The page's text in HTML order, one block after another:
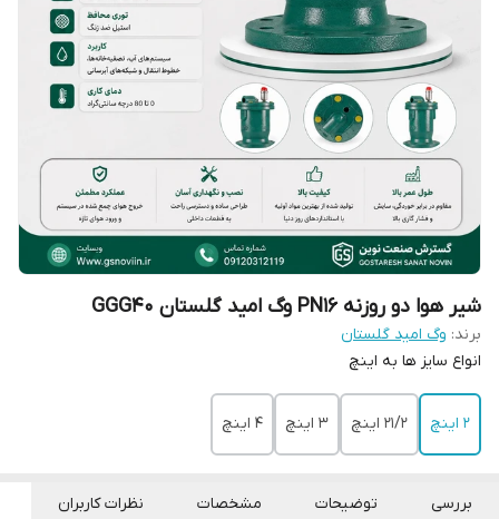
شیر هوا دو روزنه PN16 وگ امید گلستان GGG40
برند: وگ امید گلستان
انواع سایز ها به اینچ
2 اینچ 21/2 اینچ 3 اینچ 4 اینچ
بررسی توضیحات مشخصات نظرات کاربران